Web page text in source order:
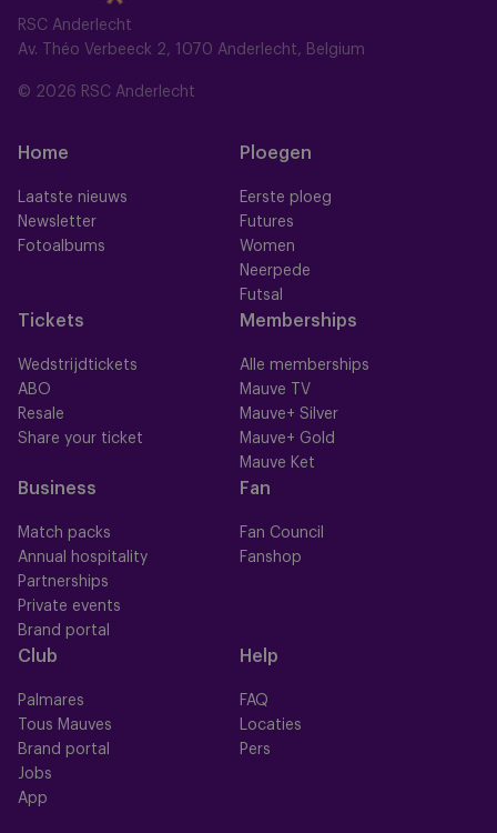
RSC Anderlecht
Av. Théo Verbeeck 2, 1070 Anderlecht, Belgium
© 2026 RSC Anderlecht
Home
Laatste nieuws
Newsletter
Fotoalbums
Ploegen
Eerste ploeg
Futures
Women
Neerpede
Futsal
Tickets
Wedstrijdtickets
ABO
Resale
Share your ticket
Memberships
Alle memberships
Mauve TV
Mauve+ Silver
Mauve+ Gold
Mauve Ket
Business
Match packs
Annual hospitality
Partnerships
Private events
Brand portal
Fan
Fan Council
Fanshop
Club
Palmares
Tous Mauves
Brand portal
Jobs
App
Help
FAQ
Locaties
Pers